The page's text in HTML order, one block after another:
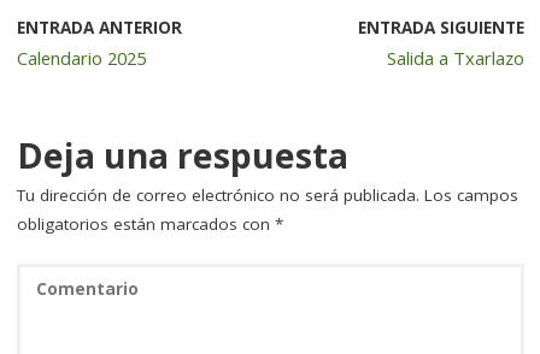
b
o
k
r dI
ENTRADA ANTERIOR
Calendario 2025
ENTRADA SIGUIENTE
Salida a Txarlazo
Deja una respuesta
Tu dirección de correo electrónico no será publicada. Los campos
obligatorios están marcados con *